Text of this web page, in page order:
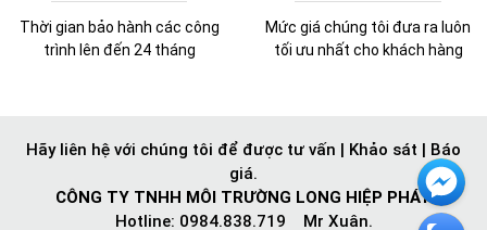
Thời gian bảo hành các công
trình lên đến 24 tháng
Mức giá chúng tôi đưa ra luôn
tối ưu nhất cho khách hàng
Hãy liên hệ với chúng tôi để được tư vấn | Khảo sát | Báo
giá.
CÔNG TY TNHH MÔI TRƯỜNG LONG HIỆP PHÁT
Hotline: 0984.838.719 Mr Xuân.